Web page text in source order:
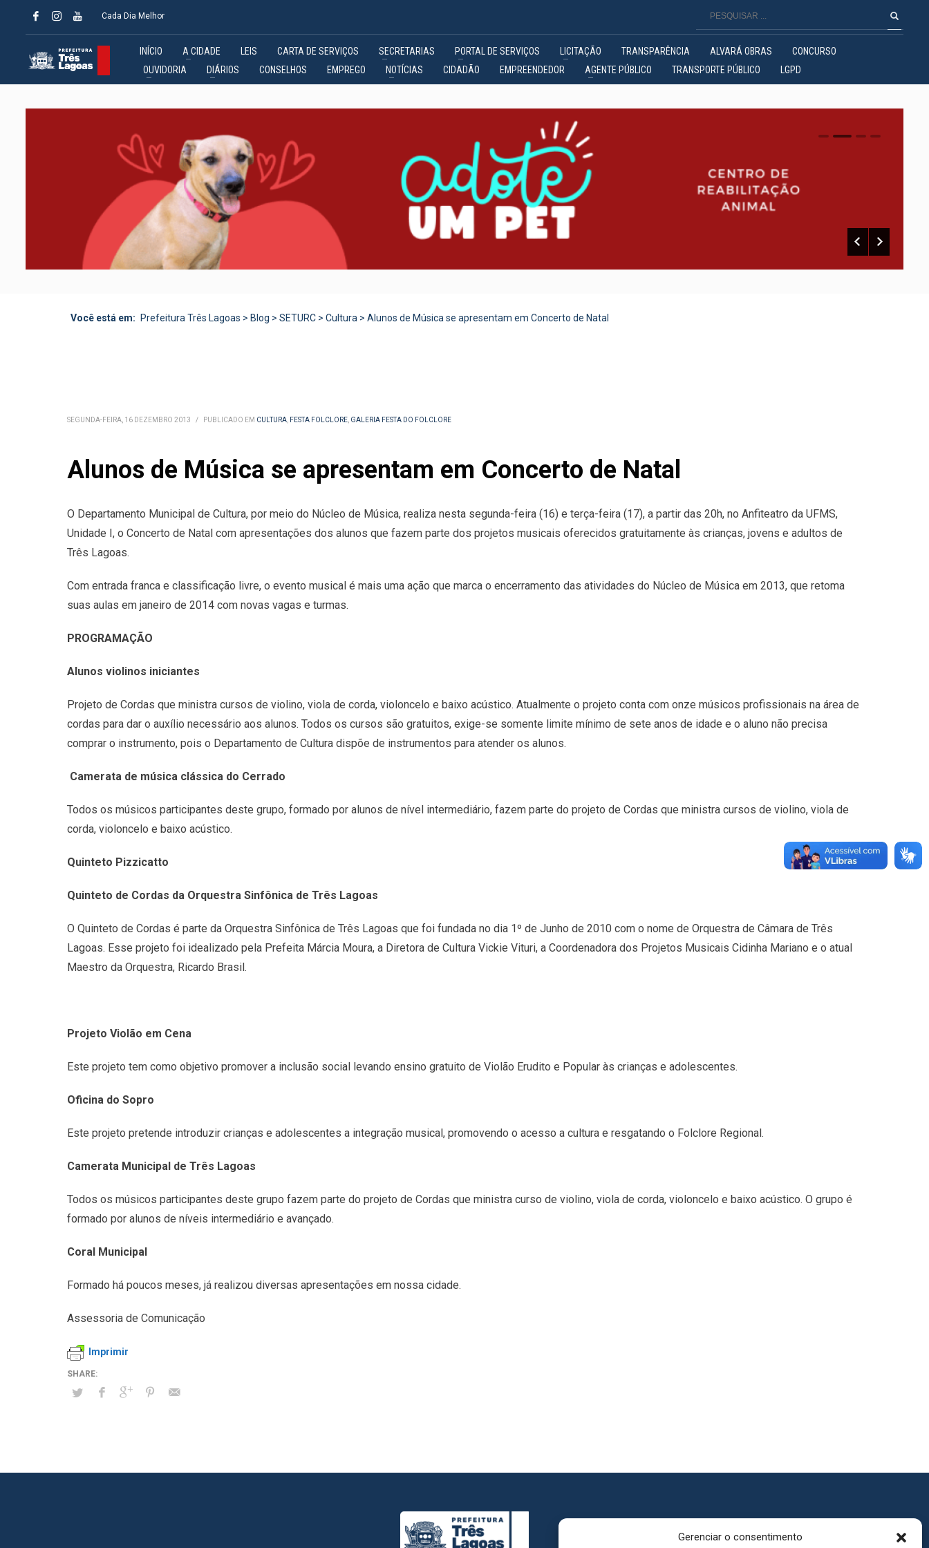
Gerenciar o consentimento
Cada Dia Melhor
INÍCIO A CIDADE LEIS CARTA DE SERVIÇOS SECRETARIAS PORTAL DE SERVIÇOS LICITAÇÃO TRANSPARÊNCIA ALVARÁ OBRAS
CONCURSO
OUVIDORIA
DIÁRIOS CONSELHOS EMPREGO NOTÍCIAS CIDADÃO EMPREENDEDOR AGENTE PÚBLICO TRANSPORTE PÚBLICO LGPD
0 1 2
Você está em: Prefeitura Três Lagoas > Blog > SETURC > Cultura > Alunos de Música se apresentam em Concerto de Natal
SEGUNDA-FEIRA, 16 DEZEMBRO 2013 / PUBLICADO EM CULTURA, FESTA FOLCLORE, GALERIA FESTA DO FOLCLORE
Alunos de Música se apresentam em Concerto de Natal
O Departamento Municipal de Cultura, por meio do Núcleo de Música, realiza nesta segunda-feira (16) e terça-feira (17), a partir das 20h, no Anfiteatro da UFMS,
Unidade I, o Concerto de Natal com apresentações dos alunos que fazem parte dos projetos musicais oferecidos gratuitamente às crianças, jovens e adultos de
Três Lagoas.
Com entrada franca e classificação livre, o evento musical é mais uma ação que marca o encerramento das atividades do Núcleo de Música em 2013, que retoma
suas aulas em janeiro de 2014 com novas vagas e turmas.
PROGRAMAÇÃO
Alunos violinos iniciantes
Projeto de Cordas que ministra cursos de violino, viola de corda, violoncelo e baixo acústico. Atualmente o projeto conta com onze músicos profissionais na área de
cordas para dar o auxílio necessário aos alunos. Todos os cursos são gratuitos, exige-se somente limite mínimo de sete anos de idade e o aluno não precisa
comprar o instrumento, pois o Departamento de Cultura dispõe de instrumentos para atender os alunos.
Camerata de música clássica do Cerrado
Todos os músicos participantes deste grupo, formado por alunos de nível intermediário, fazem parte do projeto de Cordas que ministra cursos de violino, viola de
corda, violoncelo e baixo acústico.
Quinteto Pizzicatto
Quinteto de Cordas da Orquestra Sinfônica de Três Lagoas
O Quinteto de Cordas é parte da Orquestra Sinfônica de Três Lagoas que foi fundada no dia 1º de Junho de 2010 com o nome de Orquestra de Câmara de Três
Lagoas. Esse projeto foi idealizado pela Prefeita Márcia Moura, a Diretora de Cultura Vickie Vituri, a Coordenadora dos Projetos Musicais Cidinha Mariano e o atual
Maestro da Orquestra, Ricardo Brasil.
Projeto Violão em Cena
Este projeto tem como objetivo promover a inclusão social levando ensino gratuito de Violão Erudito e Popular às crianças e adolescentes.
Oficina do Sopro
Este projeto pretende introduzir crianças e adolescentes a integração musical, promovendo o acesso a cultura e resgatando o Folclore Regional.
Camerata Municipal de Três Lagoas
Todos os músicos participantes deste grupo fazem parte do projeto de Cordas que ministra curso de violino, viola de corda, violoncelo e baixo acústico. O grupo é
formado por alunos de níveis intermediário e avançado.
Coral Municipal
Formado há poucos meses, já realizou diversas apresentações em nossa cidade.
Assessoria de Comunicação
Imprimir